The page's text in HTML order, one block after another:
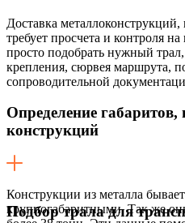
Доставка
требует просчета и контроля
просто подобрать нужный
крепления, сюрвея маршрута,
сопроводительной
Определение габаритов,
конструкций
Конструкции из металла
крупногабаритными. Так же
Подбор трала для